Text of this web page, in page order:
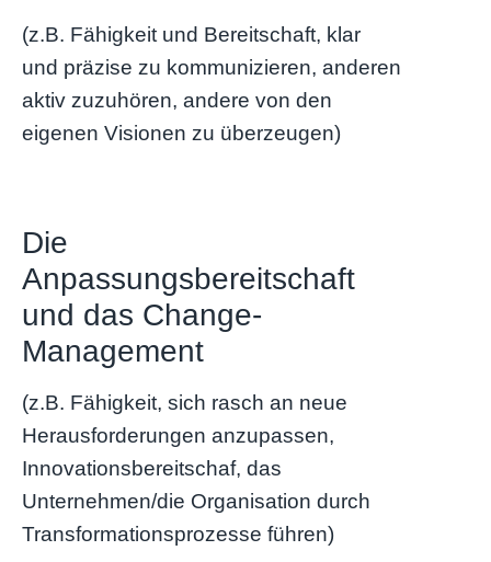
(z.B. Fähigkeit und Bereitschaft, klar
und präzise zu kommunizieren, anderen
aktiv zuzuhören, andere von den
eigenen Visionen zu überzeugen)
Die
Anpassungsbereitschaft
und das Change-
Management
(z.B. Fähigkeit, sich rasch an neue
Herausforderungen anzupassen,
Innovationsbereitschaf, das
Unternehmen/die Organisation durch
Transformationsprozesse führen)